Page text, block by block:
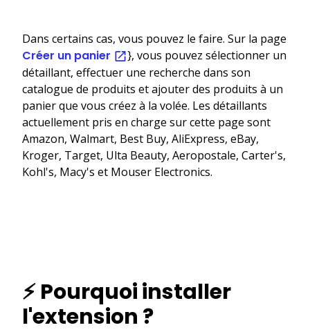
Dans certains cas, vous pouvez le faire. Sur la page
Créer un panier
}, vous pouvez sélectionner un
détaillant, effectuer une recherche dans son
catalogue de produits et ajouter des produits à un
panier que vous créez à la volée. Les détaillants
actuellement pris en charge sur cette page sont
Amazon, Walmart, Best Buy, AliExpress, eBay,
Kroger, Target, Ulta Beauty, Aeropostale, Carter's,
Kohl's, Macy's et Mouser Electronics.
⚡ Pourquoi installer
l'extension ?